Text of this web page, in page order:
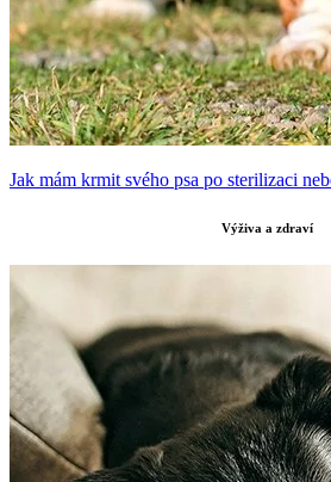
Jak mám krmit svého psa po sterilizaci
Výživa a zdraví